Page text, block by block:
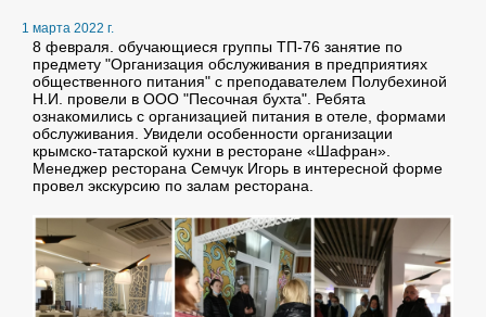
1 марта 2022 г.
8 февраля. обучающиеся группы ТП-76 занятие по
предмету "Организация обслуживания в предприятиях
общественного питания" с преподавателем Полубехиной
Н.И. провели в ООО "Песочная бухта". Ребята
ознакомились с организацией питания в отеле, формами
обслуживания. Увидели особенности организации
крымско-татарской кухни в ресторане «Шафран».
Менеджер ресторана Семчук Игорь в интересной форме
провел экскурсию по залам ресторана.